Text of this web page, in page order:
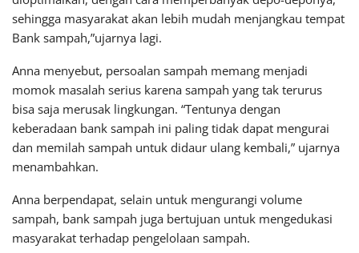
sehingga masyarakat akan lebih mudah menjangkau tempat
Bank sampah,”ujarnya lagi.
Anna menyebut, persoalan sampah memang menjadi
momok masalah serius karena sampah yang tak terurus
bisa saja merusak lingkungan. “Tentunya dengan
keberadaan bank sampah ini paling tidak dapat mengurai
dan memilah sampah untuk didaur ulang kembali,” ujarnya
menambahkan.
Anna berpendapat, selain untuk mengurangi volume
sampah, bank sampah juga bertujuan untuk mengedukasi
masyarakat terhadap pengelolaan sampah.